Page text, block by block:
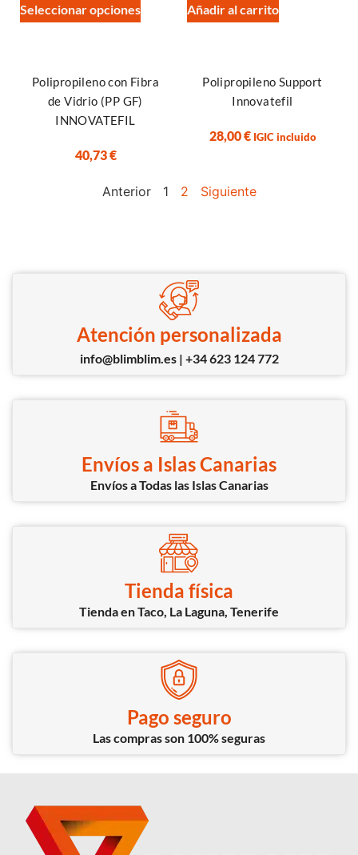
Seleccionar opciones
Polipropileno con Fibra
de Vidrio (PP GF)
INNOVATEFIL
40,73€
Añadir al carrito
Polipropileno Support
Innovatefil
28,00€ IGIC incluido
Anterior 1 2 Siguiente
Atención personalizada
info@blimblim.es | +34 623 124 772
Envíos a Islas Canarias
Envíos a Todas las Islas Canarias
Tienda física
Tienda en Taco, La Laguna, Tenerife
Pago seguro
Las compras son 100% seguras